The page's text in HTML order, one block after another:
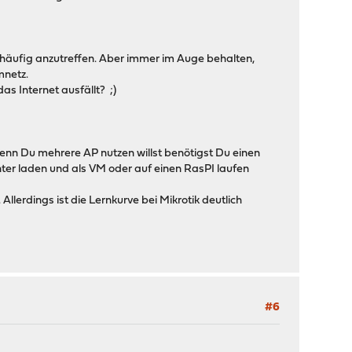
anzutreffen. Aber immer im Auge behalten,
Internet ausfällt? ;)
Du mehrere AP nutzen willst benötigst Du einen
laden und als VM oder auf einen RasPI laufen
ist die Lernkurve bei Mikrotik deutlich
#6